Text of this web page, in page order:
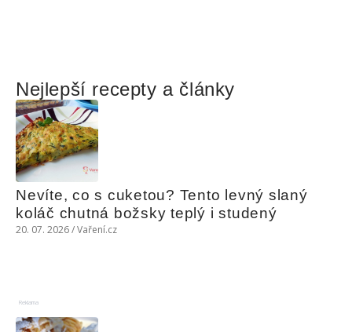
Nejlepší recepty a články
Nevíte, co s cuketou? Tento levný slaný
koláč chutná božsky teplý i studený
20. 07. 2026 / Vaření.cz
Reklama